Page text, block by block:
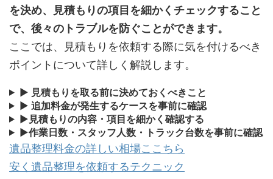
を決め、見積もりの項目を細かくチェックすること
で、後々のトラブルを防ぐことができます。
ここでは、見積もりを依頼する際に気を付けるべき
ポイントについて詳しく解説します。
▶ 見積もりを取る前に決めておくべきこと
▶ 追加料金が発生するケースを事前に確認
▶ 見積もりの内容・項目を細かく確認する
▶作業日数・スタッフ人数・トラック台数を事前に確認
遺品整理料金の詳しい相場ここちら
安く遺品整理を依頼するテクニック